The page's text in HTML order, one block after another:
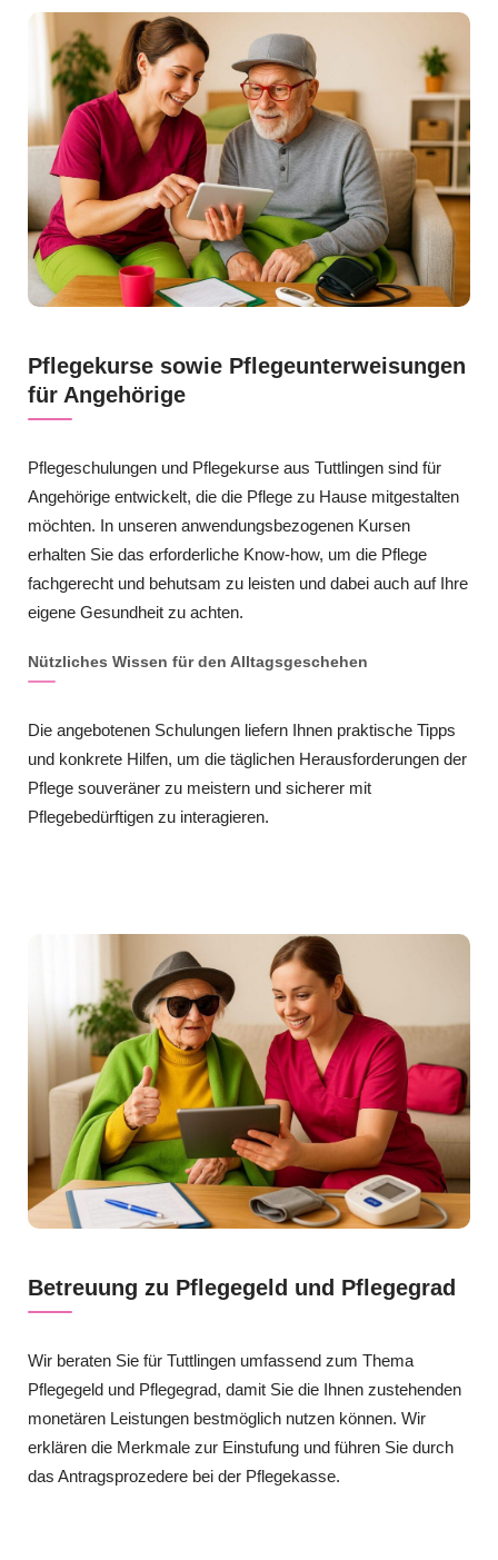
Pflegekurse sowie Pflegeunterweisungen
für Angehörige
Pflegeschulungen und Pflegekurse aus Tuttlingen sind für
Angehörige entwickelt, die die Pflege zu Hause mitgestalten
möchten. In unseren anwendungsbezogenen Kursen
erhalten Sie das erforderliche Know-how, um die Pflege
fachgerecht und behutsam zu leisten und dabei auch auf Ihre
eigene Gesundheit zu achten.
Nützliches Wissen für den Alltagsgeschehen
Die angebotenen Schulungen liefern Ihnen praktische Tipps
und konkrete Hilfen, um die täglichen Herausforderungen der
Pflege souveräner zu meistern und sicherer mit
Pflegebedürftigen zu interagieren.
Betreuung zu Pflegegeld und Pflegegrad
Wir beraten Sie für Tuttlingen umfassend zum Thema
Pflegegeld und Pflegegrad, damit Sie die Ihnen zustehenden
monetären Leistungen bestmöglich nutzen können. Wir
erklären die Merkmale zur Einstufung und führen Sie durch
das Antragsprozedere bei der Pflegekasse.